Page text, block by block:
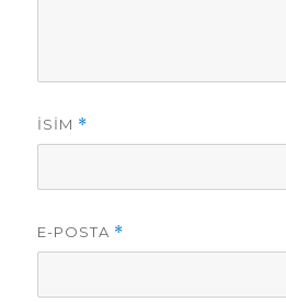
İSIM *
E-POSTA *